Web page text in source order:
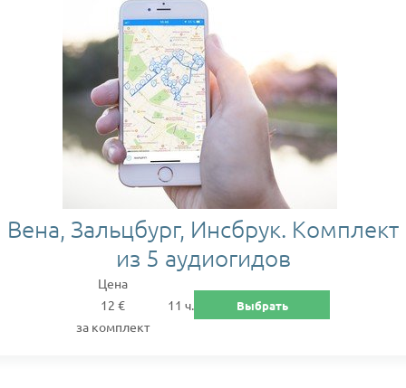
Вена, Зальцбург, Инсбрук. Комплект
из 5 аудиогидов
Цена
12 €
за комплект
11 ч. Выбрать